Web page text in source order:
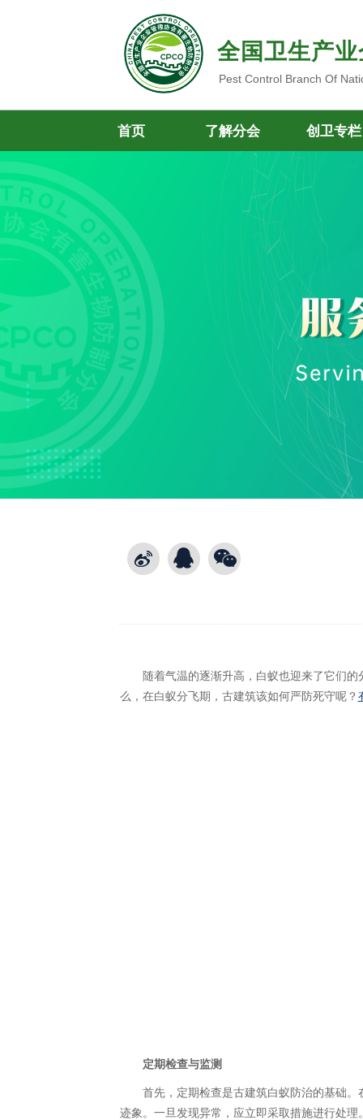
全国卫生产
Pest Control Branch Of
首页 了解分会 创卫专栏
随着气温的逐渐升高，白蚁也迎来了它们
么，在白蚁分飞期，古建筑该如何严防死守呢？
定期检查与监测
首先，定期检查是古建筑白蚁防治的基础
迹象。一旦发现异常，应立即采取措施进行处理